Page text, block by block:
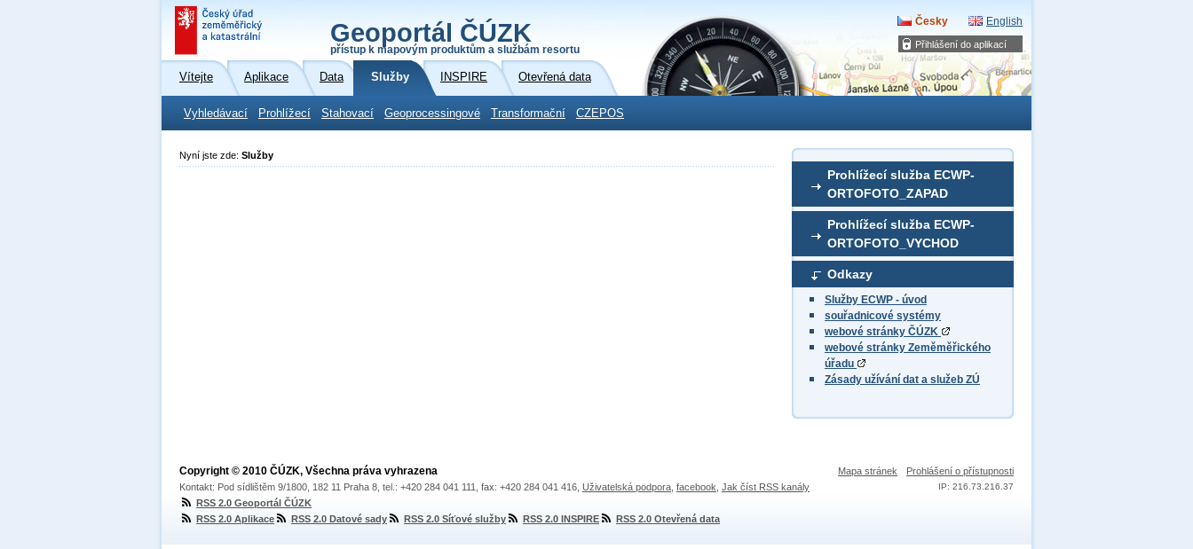
Přihlášení do aplikací
Geoportál ČÚZK
přístup k mapovým produktům a službám resortu
Česky English
Vítejte Aplikace Data Služby INSPIRE Otevřená data
Vyhledávací Prohlížecí Stahovací Geoprocessingové Transformační CZEPOS
Prohlížecí služba ECWP-
ORTOFOTO_ZAPAD
Prohlížecí služba ECWP-
ORTOFOTO_VYCHOD
Odkazy
Služby ECWP - úvod
souřadnicové systémy
webové stránky ČÚZK
webové stránky Zeměměřického
úřadu
Zásady užívání dat a služeb ZÚ
Nyní jste zde: Služby
Mapa stránek Prohlášení o přístupnosti
IP: 216.73.216.37
Copyright © 2010 ČÚZK, Všechna práva vyhrazena
Kontakt: Pod sídlištěm 9/1800, 182 11 Praha 8, tel.: +420 284 041 111, fax: +420 284 041 416, Uživatelská podpora facebook Jak číst RSS kanály
RSS 2.0 Geoportál ČÚZK
RSS 2.0 Aplikace
RSS 2.0 Datové sady RSS 2.0 Síťové služby RSS 2.0 INSPIRE RSS 2.0 Otevřená data